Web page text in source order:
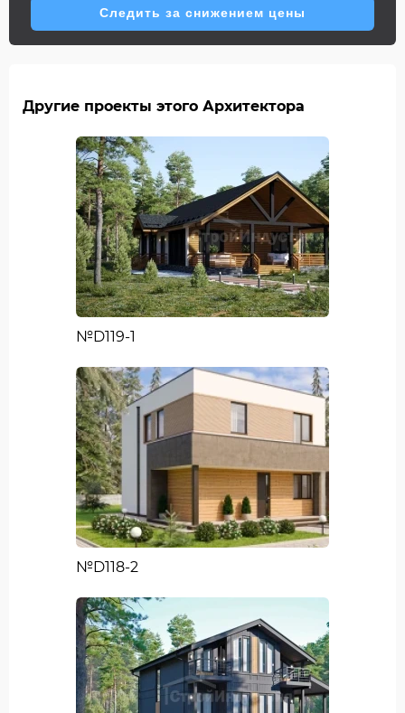
Следить за снижением цены
Другие проекты этого Архитектора
№D119-1
№D118-2